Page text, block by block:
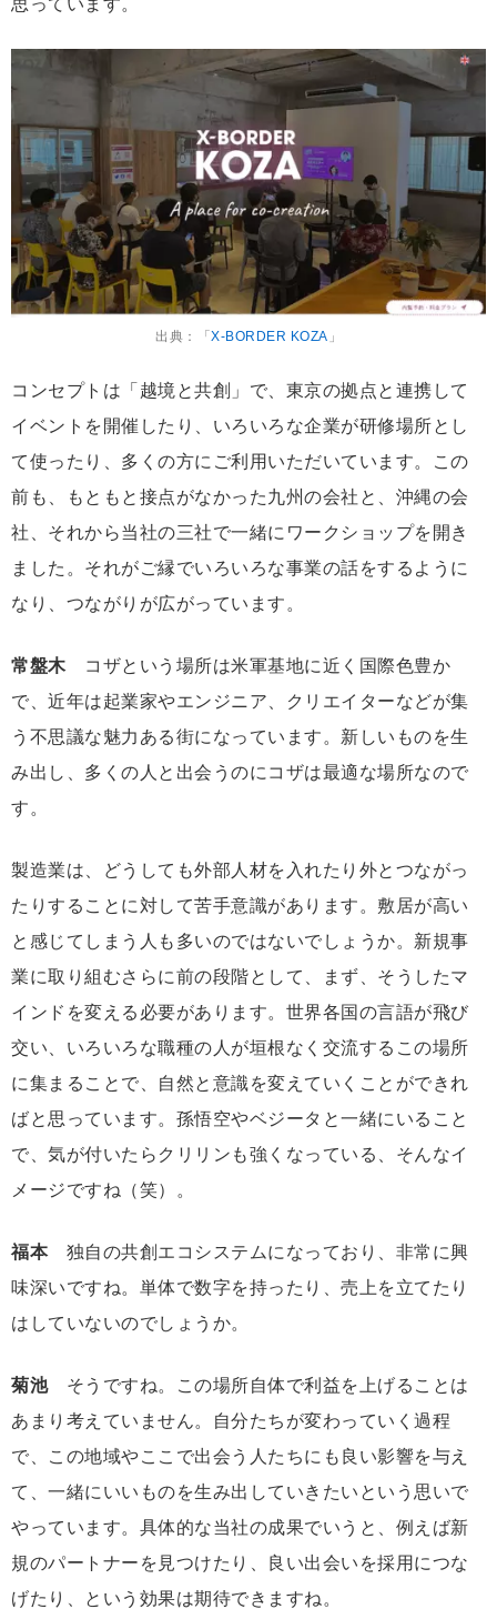
出典：「X-BORDER KOZA 」
コンセプトは「越境と共創」で、東京の拠点と連携して
イベントを開催したり、いろいろな企業が研修場所とし
て使ったり、多くの方にご利用いただいています。この
前も、もともと接点がなかった九州の会社と、沖縄の会
社、それから当社の三社で一緒にワークショップを開き
ました。それがご縁でいろいろな事業の話をするように
なり、つながりが広がっています。
常盤木コザという場所は米軍基地に近く国際色豊か
で、近年は起業家やエンジニア、クリエイターなどが集
う不思議な魅力ある街になっています。新しいものを生
み出し、多くの人と出会うのにコザは最適な場所なので
す。
製造業は、どうしても外部人材を入れたり外とつながっ
たりすることに対して苦手意識があります。敷居が高い
と感じてしまう人も多いのではないでしょうか。新規事
業に取り組むさらに前の段階として、まず、そうしたマ
インドを変える必要があります。世界各国の言語が飛び
交い、いろいろな職種の人が垣根なく交流するこの場所
に集まることで、自然と意識を変えていくことができれ
ばと思っています。孫悟空やベジータと一緒にいること
で、気が付いたらクリリンも強くなっている、そんなイ
メージですね（笑）。
福本独自の共創エコシステムになっており、非常に興
味深いですね。単体で数字を持ったり、売上を立てたり
はしていないのでしょうか。
菊池そうですね。この場所自体で利益を上げることは
あまり考えていません。自分たちが変わっていく過程
で、この地域やここで出会う人たちにも良い影響を与え
て、一緒にいいものを生み出していきたいという思いで
やっています。具体的な当社の成果でいうと、例えば新
規のパートナーを見つけたり、良い出会いを採用につな
げたり、という効果は期待できますね。